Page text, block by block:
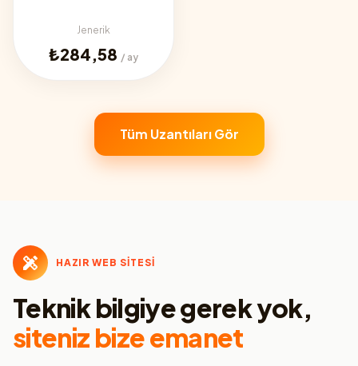
Jenerik
₺284,58 / ay
Tüm Uzantıları Gör
HAZIR WEB SİTESİ
Teknik bilgiye gerek yok,
siteniz bize emanet